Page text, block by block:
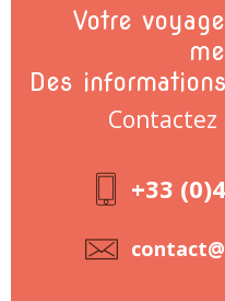
Votre
Des
Contactez
+33